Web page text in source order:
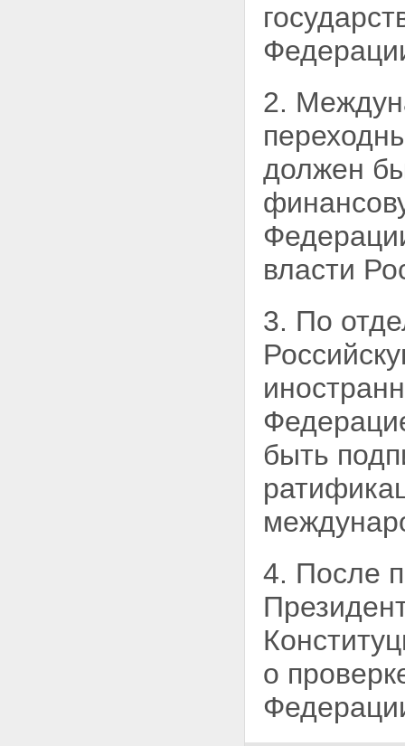
2.
должен
власти
3. По
быть
4. После
о